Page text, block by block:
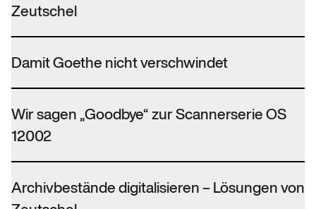
Zeutschel
Damit Goethe nicht verschwindet
Wir sagen „Goodbye“ zur Scannerserie OS
12002
Archivbestände digitalisieren – Lösungen von